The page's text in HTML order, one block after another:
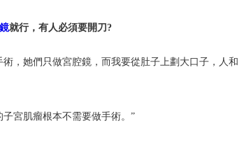
就行，有人必須要開刀?
，她們只做宮腔鏡，而我要從肚子上劃大口子，人和
宮肌瘤根本不需要做手術。”